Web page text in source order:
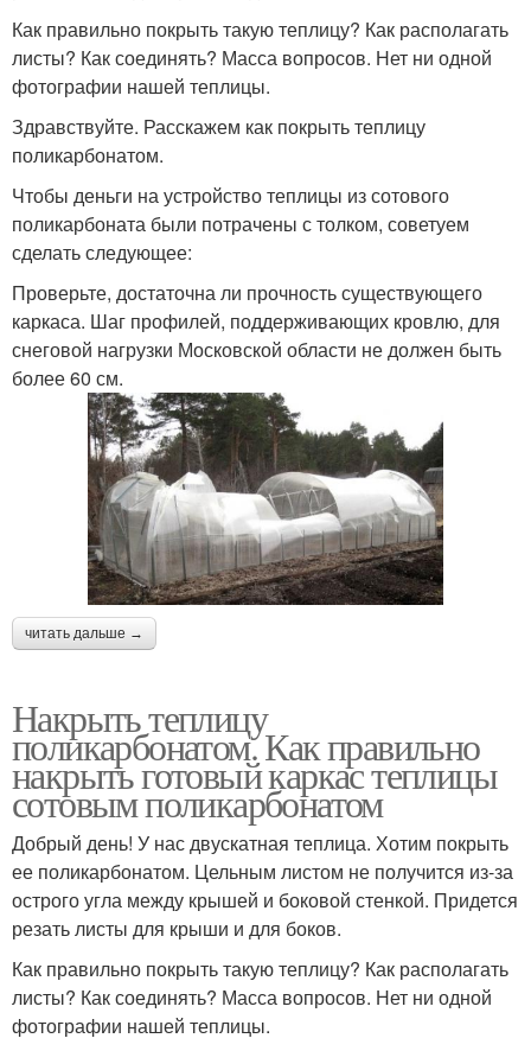
Как правильно покрыть такую теплицу? Как располагать
листы? Как соединять? Масса вопросов. Нет ни одной
фотографии нашей теплицы.
Здравствуйте. Расскажем как покрыть теплицу
поликарбонатом.
Чтобы деньги на устройство теплицы из сотового
поликарбоната были потрачены с толком, советуем
сделать следующее:
Проверьте, достаточна ли прочность существующего
каркаса. Шаг профилей, поддерживающих кровлю, для
снеговой нагрузки Московской области не должен быть
более 60 см.
читать дальше →
Накрыть теплицу
поликарбонатом. Как правильно
накрыть готовый каркас теплицы
сотовым поликарбонатом
Добрый день! У нас двускатная теплица. Хотим покрыть
ее поликарбонатом. Цельным листом не получится из-за
острого угла между крышей и боковой стенкой. Придется
резать листы для крыши и для боков.
Как правильно покрыть такую теплицу? Как располагать
листы? Как соединять? Масса вопросов. Нет ни одной
фотографии нашей теплицы.